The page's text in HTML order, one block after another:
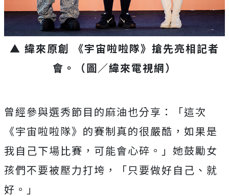
▲ 緯來原創 《宇宙啦啦隊》搶先亮相記者
會。（圖／緯來電視網）
曾經參與選秀節目的麻油也分享：「這次
《宇宙啦啦隊》的賽制真的很嚴酷，如果是
我自己下場比賽，可能會心碎。」她鼓勵女
孩們不要被壓力打垮，「只要做好自己、就
好。」